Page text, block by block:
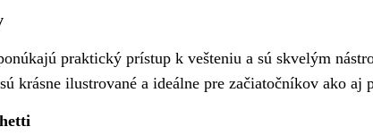
praktický prístup k vešteniu a sú skvelým
krásne ilustrované a ideálne pre začiatočníkov ako aj